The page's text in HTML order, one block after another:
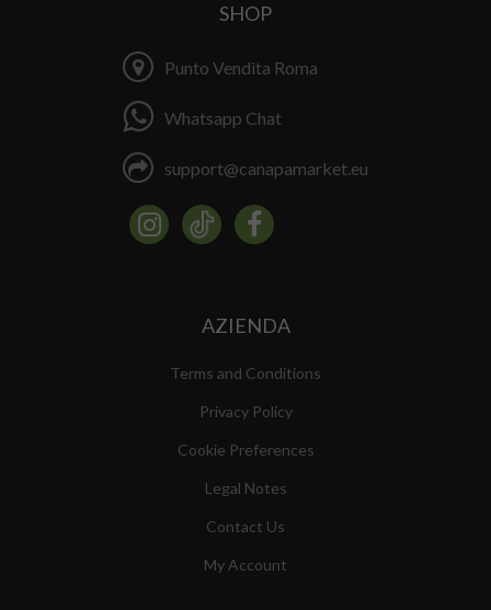
SHOP
Punto Vendita Roma
Whatsapp Chat
support@canapamarket.eu
AZIENDA
Terms and Conditions
Privacy Policy
Cookie Preferences
Legal Notes
Contact Us
My Account